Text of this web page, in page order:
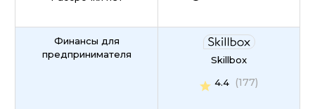
Финансы для
предпринимателя
Skillbox
4.4
(177)